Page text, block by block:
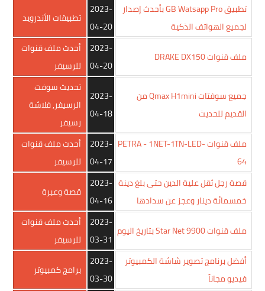
تطبيق GB Watsapp Pro بأحدث إصدار
لجميع الهواتف الذكية
2023-
04-20
تطبيقات الأندرويد
ملف قنوات DRAKE DX150
2023-
04-20
أحدث ملف قنوات
للرسيفر
جميع سوفتات Qmax H1mini من
القديم للحديث
2023-
04-18
تحديث سوفت
الرسيفر,فلاشة
رسيفر
ملف قنوات PETRA - 1NET-1TN-LED-
64
2023-
04-17
أحدث ملف قنوات
للرسيفر
قصة رجل ثقل علية الدين حتى بلغ دينة
خمسمائة دينار وعجز عن سدادها
2023-
04-16
قصة وعبرة
ملف قنوات Star Net 9900 بتاريخ اليوم
2023-
03-31
أحدث ملف قنوات
للرسيفر
أفضل برنامج تصوير شاشة الكمبيوتر
فيديو مجاناً
2023-
03-30
برامج كمبيوتر